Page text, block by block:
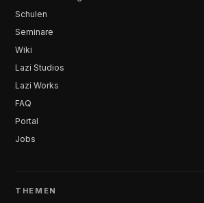
Schulen
Seminare
Wiki
Lazi Studios
Lazi Works
FAQ
Portal
Jobs
THEMEN